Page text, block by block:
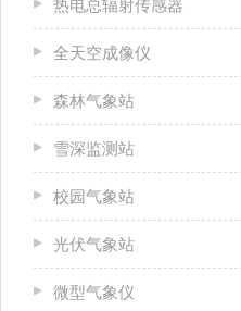
热电总辐射传感器
全天空成像仪
森林气象站
雪深监测站
校园气象站
光伏气象站
微型气象仪